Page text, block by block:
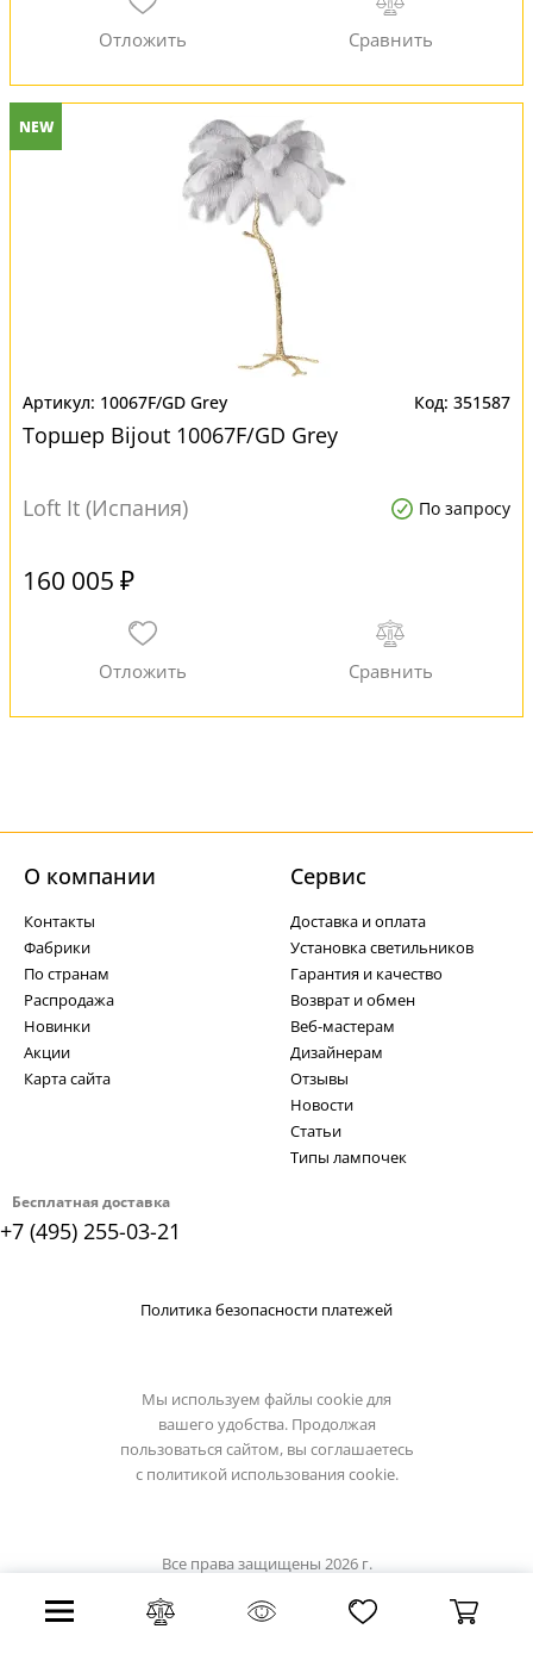
NEW
10067F/GD Grey 351587
Торшер Bijout 10067F/GD Grey
Loft It (Испания) По запросу
160 005 ₽
Бесплатная доставка
+7 (495) 255-03-21
О компании
Контакты
Фабрики
По странам
Распродажа
Новинки
Акции
Карта сайта
Cервис
Доставка и оплата
Установка светильников
Гарантия и качество
Возврат и обмен
Веб-мастерам
Дизайнерам
Отзывы
Новости
Статьи
Типы лампочек
Политика безопасности платежей
Мы используем файлы cookie для
вашего удобства. Продолжая
пользоваться сайтом, вы соглашаетесь
с политикой использования cookie.
Все права защищены 2026 г.